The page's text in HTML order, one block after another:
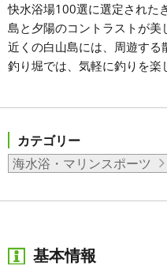
快水浴場100選に選定された
島と夕陽のコントラストが美
近くの白山島には、周遊す
釣り堀では、気軽に釣りを楽
カテゴリー
海水浴・マリンスポーツ
基本情報